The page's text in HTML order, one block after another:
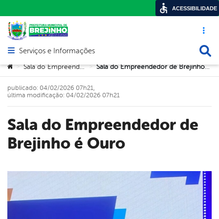
Acesso
Abrir menu principal de navegação
Serviços e Informações
Você está aqui:
> Sala do Empreendedor > Sala do Empreendedor de Brejinho é Ouro
Sala do Empreendedor de
Brejinho é Ouro
publicado: 04/02/2026 07h21,
última modificação: 04/02/2026 07h21
ACESSIBILIDADE